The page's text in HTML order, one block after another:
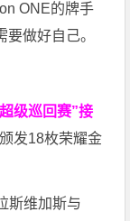
ONE的牌手
做好自己。
级巡回赛”接
发18枚荣耀金
斯维加斯与